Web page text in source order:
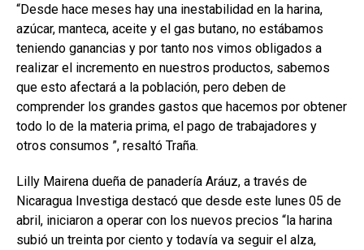
“Desde hace meses hay una inestabilidad en la harina,
azúcar, manteca, aceite y el gas butano, no estábamos
teniendo ganancias y por tanto nos vimos obligados a
realizar el incremento en nuestros productos, sabemos
que esto afectará a la población, pero deben de
comprender los grandes gastos que hacemos por obtener
todo lo de la materia prima, el pago de trabajadores y
otros consumos ”, resaltó Traña.
Lilly Mairena dueña de panadería Aráuz, a través de
Nicaragua Investiga destacó que desde este lunes 05 de
abril, iniciaron a operar con los nuevos precios “la harina
subió un treinta por ciento y todavía va seguir el alza,